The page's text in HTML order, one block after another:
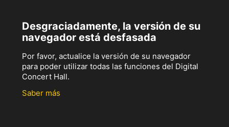
Desgraciadamente, la versión de su
navegador está desfasada
Por favor, actualice la versión de su navegador
para poder utilizar todas las funciones del Digital
Concert Hall.
Saber más